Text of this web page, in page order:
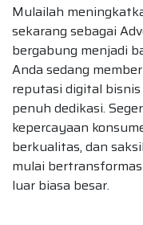
Mulailah
sekarang sebagai
bergabung menjadi
Anda sedang
reputasi digital
penuh dedikasi.
kepercayaan
berkualitas, dan
mulai
luar biasa besar.